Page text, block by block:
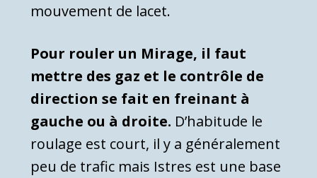
mouvement de lacet.
Pour rouler un Mirage, il faut
mettre des gaz et le contrôle de
direction se fait en freinant à
gauche ou à droite. D’habitude le
roulage est court, il y a généralement
peu de trafic mais Istres est une base